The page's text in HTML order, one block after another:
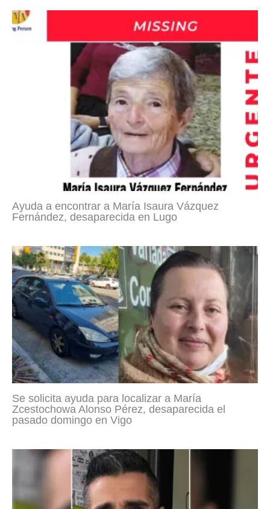
Ayuda a encontrar a María Isaura Vázquez
Fernández, desaparecida en Lugo
Se solicita ayuda para localizar a María
Zcestochowa Alonso Pérez, desaparecida el
pasado domingo en Vigo